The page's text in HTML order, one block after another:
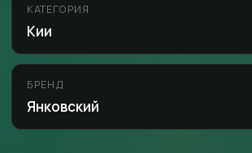
КАТЕГОРИЯ
Кии
БРЕНД
Янковский